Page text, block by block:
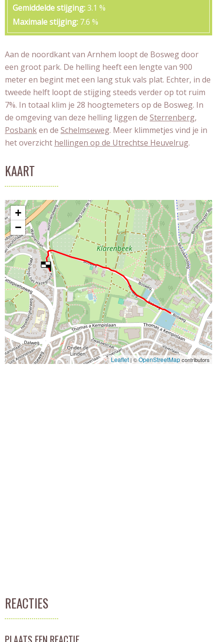
Gemiddelde stijging 3.1 %
Maximale stijging 7.6 %
Aan de noordkant van Arnhem loopt de Bosweg door
een groot park. De helling heeft een lengte van 900
meter en begint met een lang stuk vals plat. Echter, in de
tweede helft loopt de stijging steeds verder op tot ruim
7%. In totaal klim je 28 hoogtemeters op de Bosweg. In
de omgeving van deze helling liggen de Sterrenberg,
Posbanken de Schelmseweg. Meer klimmetjes vind je in
het overzicht hellingen op de Utrechtse Heuvelrug.
KAART
+
−
Leaflet | ©OpenStreetMapcontributors
REACTIES